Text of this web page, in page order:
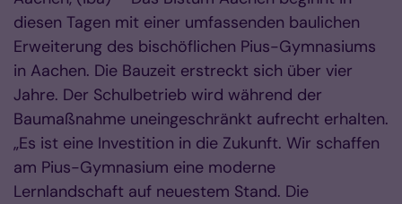
diesen Tagen mit einer umfassenden baulichen
Erweiterung des bischöflichen Pius-Gymnasiums
in Aachen. Die Bauzeit erstreckt sich über vier
Jahre. Der Schulbetrieb wird während der
Baumaßnahme uneingeschränkt aufrecht erhalten.
„Es ist eine Investition in die Zukunft. Wir schaffen
am Pius-Gymnasium eine moderne
Lernlandschaft auf neuestem Stand. Die